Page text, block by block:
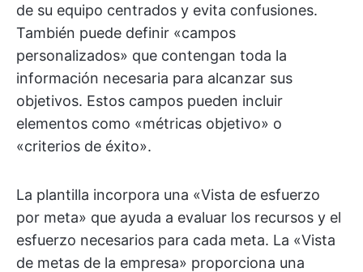
de su equipo centrados y evita confusiones.
También puede definir «campos
personalizados» que contengan toda la
información necesaria para alcanzar sus
objetivos. Estos campos pueden incluir
elementos como «métricas objetivo» o
«criterios de éxito».
La plantilla incorpora una «Vista de esfuerzo
por meta» que ayuda a evaluar los recursos y el
esfuerzo necesarios para cada meta. La «Vista
de metas de la empresa» proporciona una